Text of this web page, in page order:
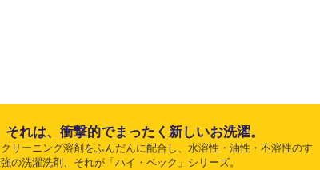
それは、衝撃的でまったく新しいお洗濯。
リーニング溶剤をふんだんに配合し、水溶性・油性・不溶性のす
の洗濯洗剤、それが「ハイ・ベック」シリーズ。